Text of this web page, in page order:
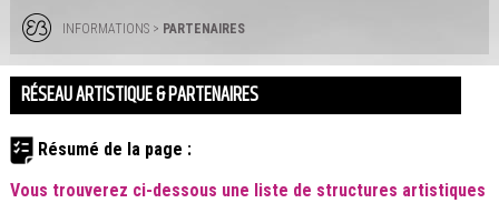
INFORMATIONS> PARTENAIRES
RÉSEAU ARTISTIQUE & PARTENAIRES
Résumé de la page :
Vous trouverez ci-dessous une liste de structures artistiques